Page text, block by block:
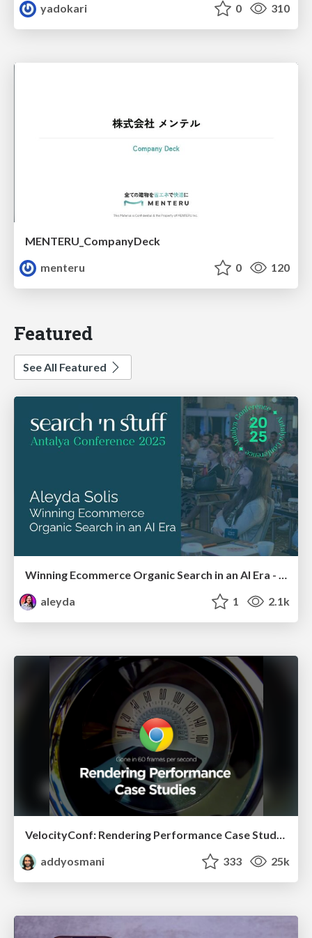
yadokari
0 310
MENTERU_CompanyDeck
menteru
0 120
Featured
See All Featured
Winning Ecommerce Organic Search in an AI Era - #searchnstuff2025
aleyda
1 2.1k
VelocityConf: Rendering Performance Case Studies
addyosmani
333 25k